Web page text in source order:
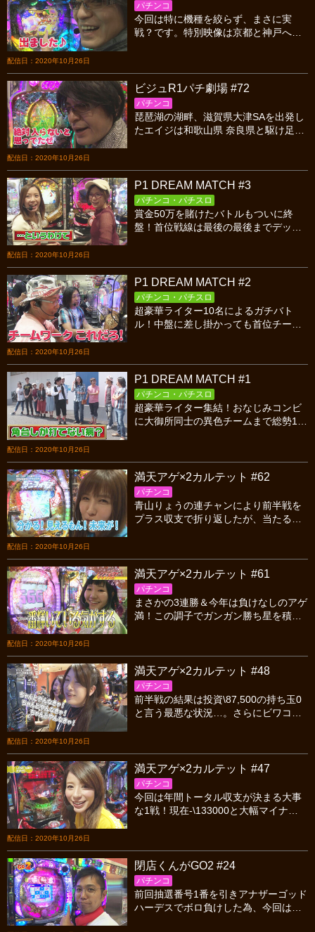
配信日：2020年10月26日
パチンコ
今回は特に機種を絞らず、まさに実
戦？です。特別映像は京都と神戸へ。
ろ映像です。お楽しみに。
配信日：2020年10月26日
ビジュR1パチ劇場 #72
パチンコ
琵琶湖の湖畔、滋賀県大津SAを出発し
たエイジは和歌山県 奈良県と駆け足で
りと、ボリューム満載！
配信日：2020年10月26日
P1 DREAM MATCH #3
パチンコ・パチスロ
賞金50万を賭けたバトルもついに終
盤！首位戦線は最後の最後までデッド
るのは一体どのチームか！
配信日：2020年10月26日
P1 DREAM MATCH #2
パチンコ・パチスロ
超豪華ライター10名によるガチバト
ル！中盤に差し掛かっても首位チーム
ちが！？大荒れの予感！！
配信日：2020年10月26日
P1 DREAM MATCH #1
パチンコ・パチスロ
超豪華ライター集結！おなじみコンビ
に大御所同士の異色チームまで総勢10
な戦いを見逃すな！
配信日：2020年10月26日
満天アゲ×2カルテット #62
パチンコ
青山りょうの連チャンにより前半戦を
プラス収支で折り返したが、当たる時
くなってきた…。
配信日：2020年10月26日
満天アゲ×2カルテット #61
パチンコ
まさかの3連勝＆今年は負けなしのアゲ
満！この調子でガンガン勝ち星を積み
場？？
配信日：2020年10月26日
満天アゲ×2カルテット #48
パチンコ
前半戦の結果は投資\87,500の持ち玉0
と言う最悪な状況…。さらにビワコに
ってしまうのか？
配信日：2020年10月26日
満天アゲ×2カルテット #47
パチンコ
今回は年間トータル収支が決まる大事
な1戦！現在-\133000と大幅マイナス
閉店くんがGO2 #24
パチンコ
前回抽選番号1番を引きアナザーゴッド
ハーデスでボロ負けした為、今回は抽